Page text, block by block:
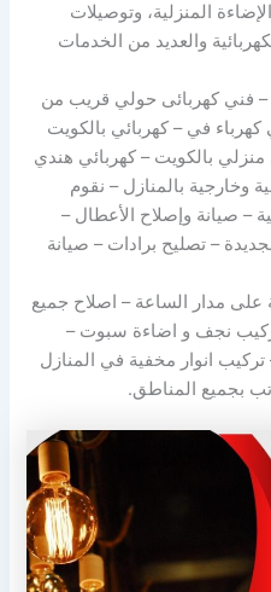
المنزلية، وتوصيلات
والعديد من الخدمات
– فني كهربائى حولي قريب من
في – كهربائي بالكويت
بالكويت – كهربائي هندي
وخارجية بالمنازل – نقوم
– صيانة وإصلاح الأعطال –
– تصليح برادات – صيانة
على مدار الساعة – اصلاح جميع
تركيب نجف و اضاءة سبوت –
انوار مخفية في المنازل
بجميع المناطق.